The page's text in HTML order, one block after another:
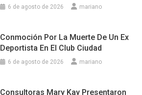
6 de agosto de 2026 mariano
Conmoción Por La Muerte De Un Ex
Deportista En El Club Ciudad
6 de agosto de 2026 mariano
Consultoras Mary Kay Presentaron